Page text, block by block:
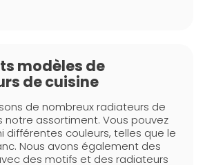
modèles de
de cuisine
de nombreux radiateurs de
notre assortiment. Vous pouvez
différentes couleurs, telles que le
Nous avons également des
des motifs et des radiateurs